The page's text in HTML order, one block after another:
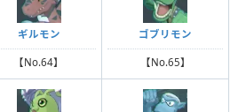
ギルモン
【No.64】
ゴブリモン
【No.65】